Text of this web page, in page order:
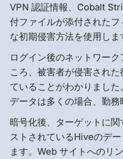
VPN 認証情報、Cobalt
付ファイルが添付された
な初期侵害方法を使用しま
ログイン後のネットワー
ころ、被害者が侵害され
ていることがわかりまし
データは多くの場合、勤務
暗号化後、ターゲットに
ストされているHiveのデ
ます。Web サイトへのリ